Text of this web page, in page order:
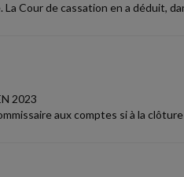
Cour de cassation en a déduit,
2023
aux comptes si à la